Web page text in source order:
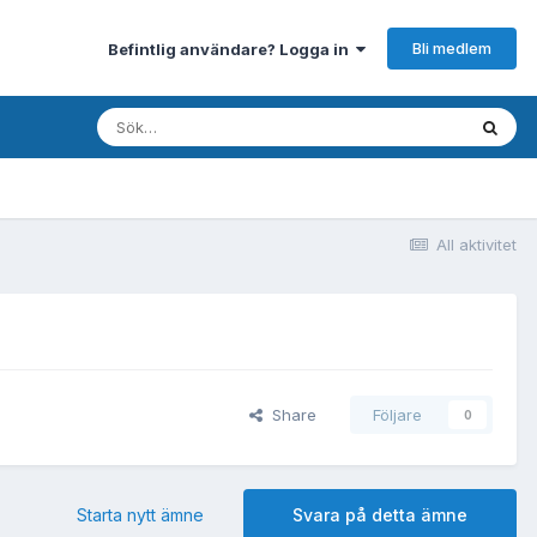
Befintlig användare? Logga in Bli medlem
All aktivitet
Share Följare 0
Svara på detta ämne
Starta nytt ämne